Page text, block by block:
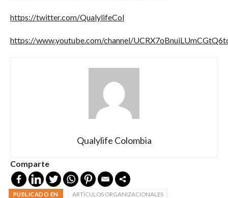
https://twitter.com/QualylifeCol
https://www.youtube.com/channel/
Qualylife Colombia
Comparte
PUBLICADO EN ARTÍCULOS ORGANIZACIONALES